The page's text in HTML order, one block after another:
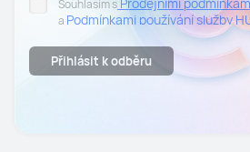
Souhlasím s Prodejními
a Podmínkami používání služby
zpracování osobních údajů
osobních údajů.
Souhlasím se zasíláním
elektronickou cestou na mnou
Přihlásit k odběru